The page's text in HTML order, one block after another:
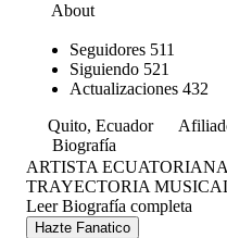
About
Seguidores 511
Siguiendo 521
Actualizaciones 432
Quito, Ecuador
Biografía
ARTISTA
TRAYECTORIA
Leer Biografía completa
Hazte Fanatico